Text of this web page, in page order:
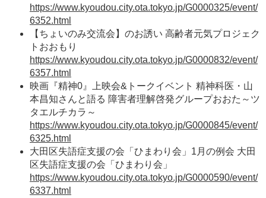
https://www.kyoudou.city.ota.tokyo.jp/G0000325/event/
6352.html
【ちょいのみ交流会】のお誘い 高齢者元気プロジェク
トおおもり
https://www.kyoudou.city.ota.tokyo.jp/G0000832/event/
6357.html
映画『精神0』上映会&トークイベント 精神科医・山
本昌知さんと語る 障害者理解啓発グループおおた～ツ
タエルチカラ～
https://www.kyoudou.city.ota.tokyo.jp/G0000845/event/
6325.html
大田区失語症支援の会「ひまわり会」1月の例会 大田
区失語症支援の会「ひまわり会」
https://www.kyoudou.city.ota.tokyo.jp/G0000590/event/
6337.html